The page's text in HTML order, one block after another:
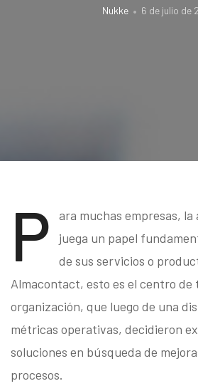
Nukke 6 de julio de
P
ara muchas empresas,
juega un papel
de sus servicios o
Almacontact, esto es el centro de
organización, que luego de una
métricas operativas, decidieron
soluciones en búsqueda de
procesos.